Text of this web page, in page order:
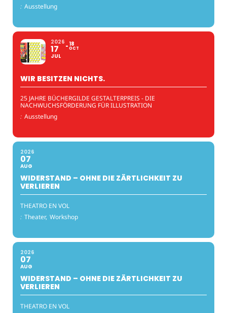
: Ausstellung
2026
17
JUL
18
OCT
WIR BESITZEN NICHTS.
25 JAHRE BÜCHERGILDE GESTALTERPREIS - DIE
NACHWUCHSFÖRDERUNG FÜR ILLUSTRATION
: Ausstellung
2026
07
AUG
WIDERSTAND – OHNE DIE ZÄRTLICHKEIT ZU
VERLIEREN
THEATRO EN VOL
: Theater, Workshop
2026
07
AUG
WIDERSTAND – OHNE DIE ZÄRTLICHKEIT ZU
VERLIEREN
THEATRO EN VOL